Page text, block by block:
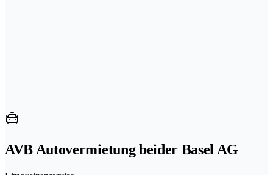
AVB Autovermietung beider Basel AG